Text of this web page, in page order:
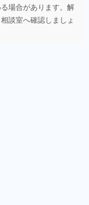
場合があります。解
談室へ確認しましょ